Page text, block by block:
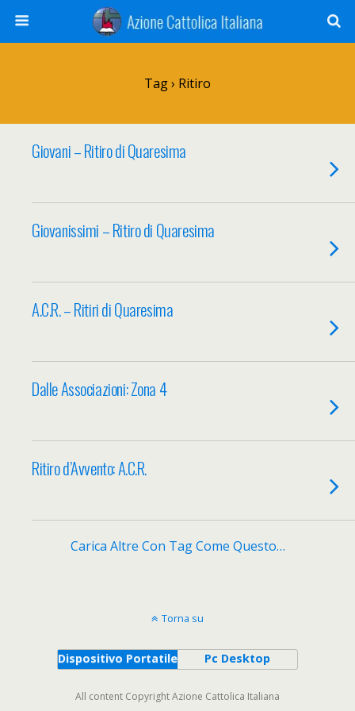
Tag › Ritiro
Giovani – Ritiro di Quaresima
Giovanissimi – Ritiro di Quaresima
A.C.R. – Ritiri di Quaresima
Dalle Associazioni: Zona 4
Ritiro d’Avvento: A.C.R.
Carica Altre Con Tag Come Questo…
Torna su
Dispositivo Portatile Pc Desktop
All content Copyright Azione Cattolica Italiana